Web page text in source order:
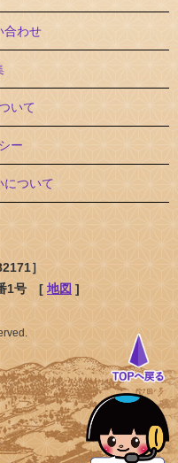
合わせ
いて
ー
について
］
1号 [ 地図 ]